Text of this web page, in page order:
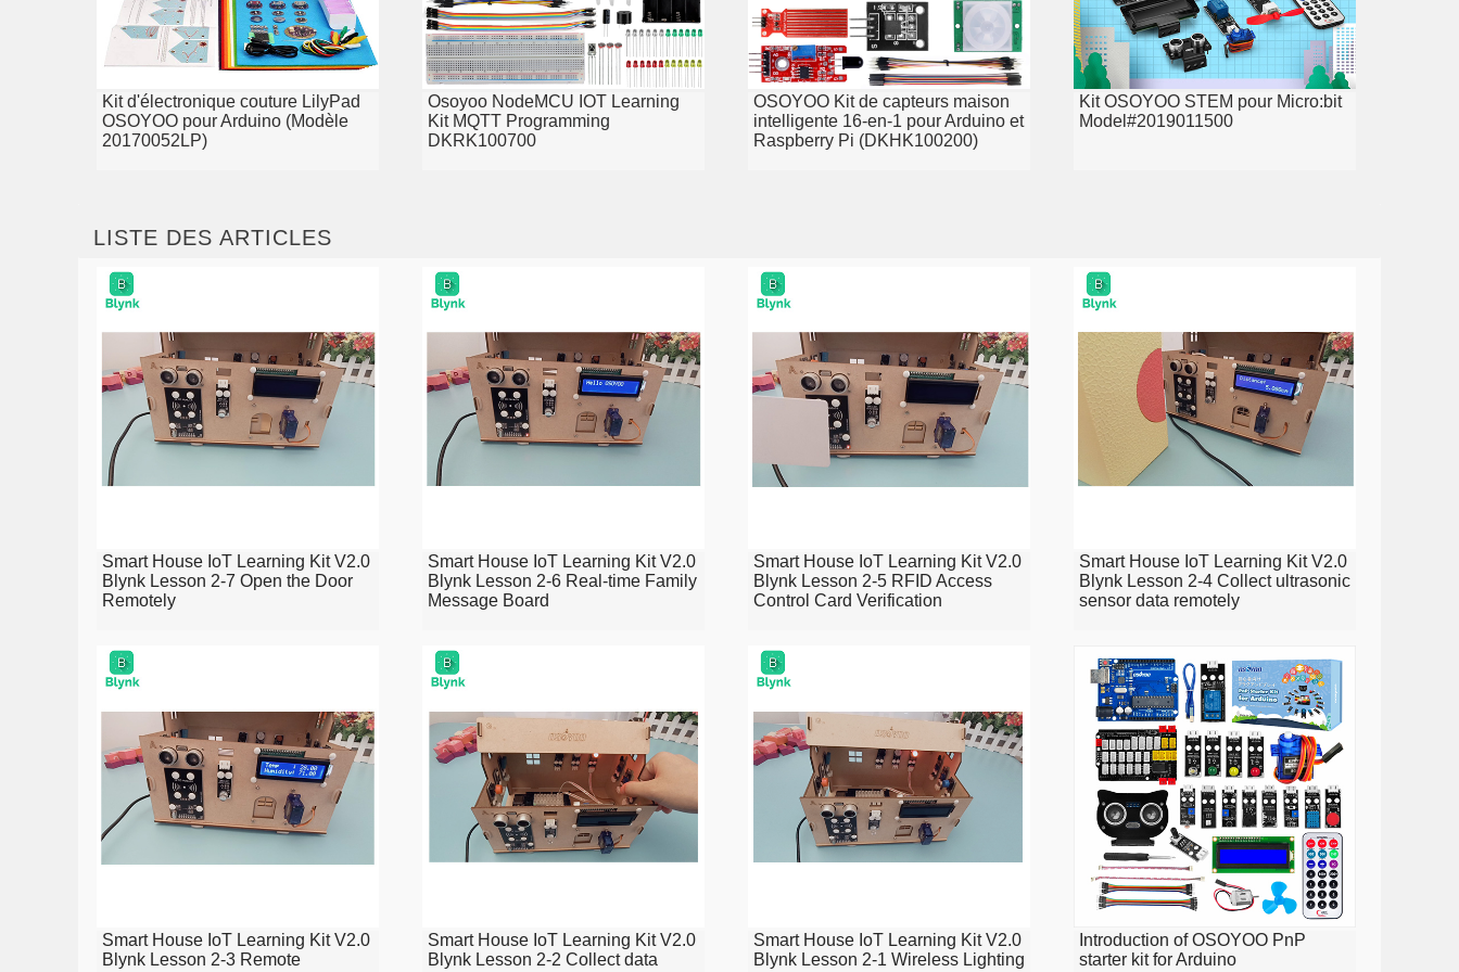
Kit d'électronique couture LilyPad
OSOYOO pour Arduino (Modèle
20170052LP)
Osoyoo NodeMCU IOT Learning
Kit MQTT Programming
DKRK100700
OSOYOO Kit de capteurs maison
intelligente 16-en-1 pour Arduino et
Raspberry Pi (DKHK100200)
Kit OSOYOO STEM pour Micro:bit
Model#2019011500
LISTE DES ARTICLES
Smart House IoT Learning Kit V2.0
Blynk Lesson 2-7 Open the Door
Remotely
Smart House IoT Learning Kit V2.0
Blynk Lesson 2-6 Real-time Family
Message Board
Smart House IoT Learning Kit V2.0
Blynk Lesson 2-5 RFID Access
Control Card Verification
Smart House IoT Learning Kit V2.0
Blynk Lesson 2-4 Collect ultrasonic
sensor data remotely
Smart House IoT Learning Kit V2.0
Blynk Lesson 2-3 Remote
Smart House IoT Learning Kit V2.0
Blynk Lesson 2-2 Collect data
Smart House IoT Learning Kit V2.0
Blynk Lesson 2-1 Wireless Lighting
Introduction of OSOYOO PnP
starter kit for Arduino